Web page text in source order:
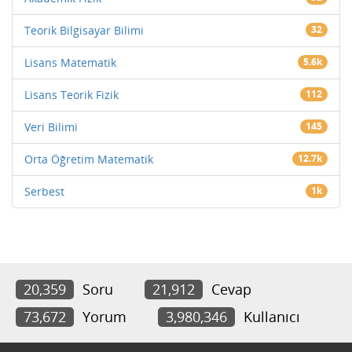
Teorik Bilgisayar Bilimi 32
Lisans Matematik 5.6k
Lisans Teorik Fizik 112
Veri Bilimi 145
Orta Öğretim Matematik 12.7k
Serbest 1k
20,359 Soru 21,912
Cevap
73,672
Yorum 3,980,346 Kullanıcı